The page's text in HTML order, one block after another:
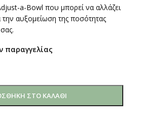
a-Bowl που μπορεί να αλλάζει
αυξομείωση της ποσότητας
παραγγελίας
ΣΤΟ ΚΑΛΆΘΙ